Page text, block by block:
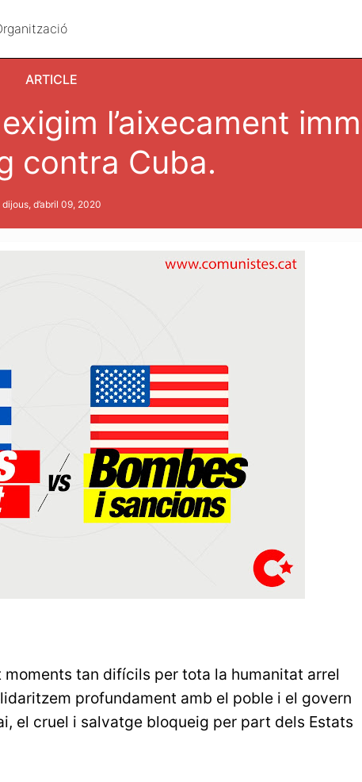
ARTICLE
l’aixecament
contra Cuba.
dijous, d’abril 09, 2020
tan difícils per tota la humanitat arrel
profundament amb el poble i el govern
el cruel i salvatge bloqueig per part dels Estats